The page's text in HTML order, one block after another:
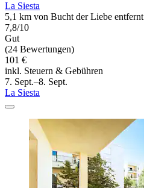
La Siesta
5,1 km von Bucht der Liebe entfernt
7,8/10
Gut
(24 Bewertungen)
101 €
inkl. Steuern & Gebühren
7. Sept.–8. Sept.
La Siesta